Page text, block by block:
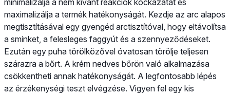
maximalizálja a termék hatékonyságát. Kezdje az arc alapos
megtisztításával egy gyengéd arctisztítóval, hogy eltávolítsa
a sminket, a felesleges faggyút és a szennyeződéseket.
Ezután egy puha törölközővel óvatosan törölje teljesen
szárazra a bőrt. A krém nedves bőrön való alkalmazása
csökkentheti annak hatékonyságát. A legfontosabb lépés
az érzékenységi teszt elvégzése. Vigyen fel egy kis